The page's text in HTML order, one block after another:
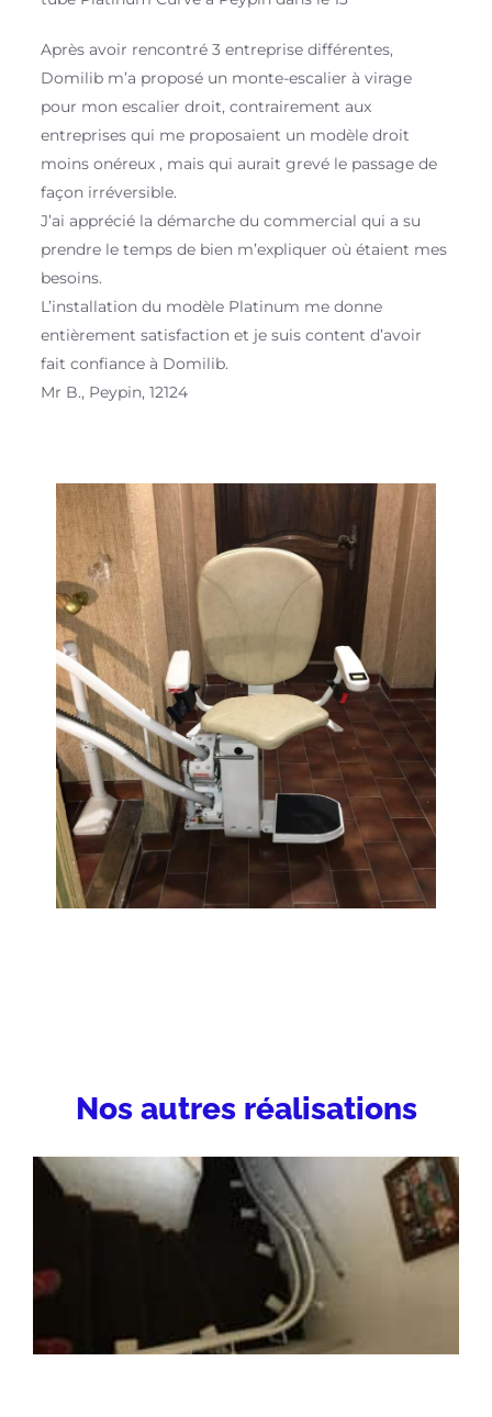
Après avoir rencontré 3 entreprise différentes,
Domilib m’a proposé un monte-escalier à virage
pour mon escalier droit, contrairement aux
entreprises qui me proposaient un modèle droit
moins onéreux , mais qui aurait grevé le passage de
façon irréversible.
J’ai apprécié la démarche du commercial qui a su
prendre le temps de bien m’expliquer où étaient mes
besoins.
L’installation du modèle Platinum me donne
entièrement satisfaction et je suis content d’avoir
fait confiance à Domilib.
Mr B., Peypin, 12124
Nos autres réalisations